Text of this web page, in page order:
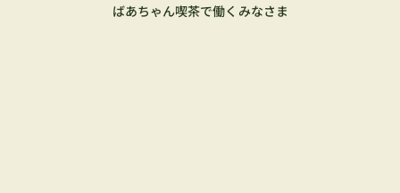
ばあちゃん喫茶で働くみなさま